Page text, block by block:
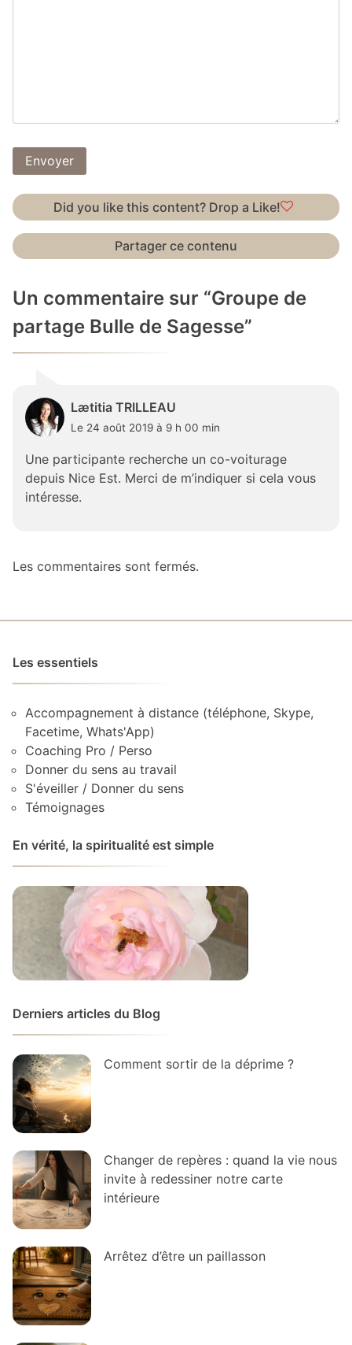
Envoyer
Did you like this content? Drop a Like!
Partager ce contenu
Un commentaire sur “Groupe de
partage Bulle de Sagesse”
Lætitia TRILLEAU
Le 24 août 2019 à 9 h 00 min
Une participante recherche un co-voiturage
depuis Nice Est. Merci de m’indiquer si cela vous
intéresse.
Les commentaires sont fermés.
Les essentiels
Accompagnement à distance (téléphone, Skype,
Facetime, Whats'App)
Coaching Pro / Perso
Donner du sens au travail
S'éveiller / Donner du sens
Témoignages
En vérité, la spiritualité est simple
Derniers articles du Blog
Comment sortir de la déprime ?
Changer de repères : quand la vie nous
invite à redessiner notre carte
intérieure
Arrêtez d’être un paillasson